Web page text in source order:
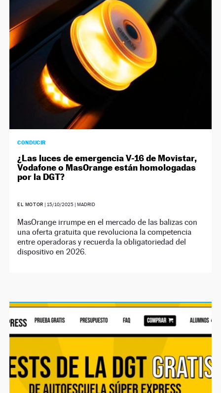
CONDUCIR
¿Las luces de emergencia V-16 de Movistar,
Vodafone o MasOrange están homologadas
por la DGT?
EL MOTOR | 15/10/2025| MADRID
MasOrange irrumpe en el mercado de las balizas con
una oferta gratuita que revoluciona la competencia
entre operadoras y recuerda la obligatoriedad del
dispositivo en 2026.